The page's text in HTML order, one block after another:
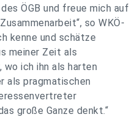
ÖGB und freue mich auf
so WKÖ-
kenne und schätze
meiner Zeit als
ich ihn als harten
als pragmatischen
große Ganze denkt.“